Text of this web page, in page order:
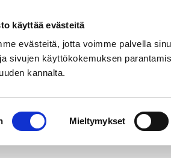
käyttää evästeitä
evästeitä, jotta voimme palvella
sivujen käyttökokemuksen
kannalta.
Mieltymykset
Luodaan Porin kaupungille